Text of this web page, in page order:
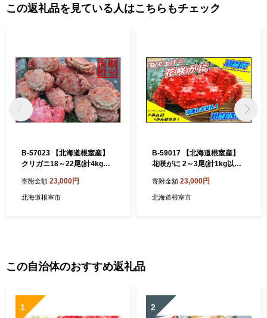
この返礼品を見ている人はこちらもチェック
B-57023 【北海道根室産】
クリガニ18～22尾(計4kg前
寄附金額 23,000円
北海道根室市
B-59017 【北海道根室産】
花咲がに 2～3尾(計1kg以上)
寄附金額 23,000円
北海道根室市
この自治体のおすすめ返礼品
1 2